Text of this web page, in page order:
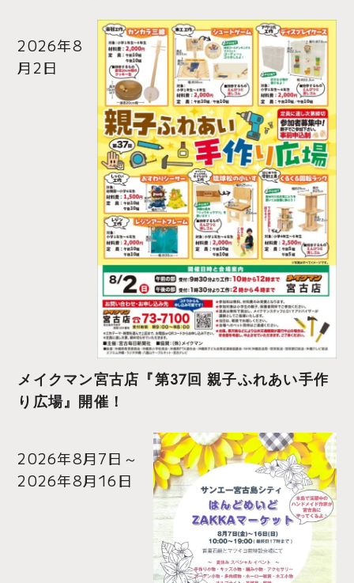
2026年8
月2日
メイクマン宮古店『第37回 親子ふれあい手作
り広場』開催！
2026年8月7日 ～
2026年8月16日